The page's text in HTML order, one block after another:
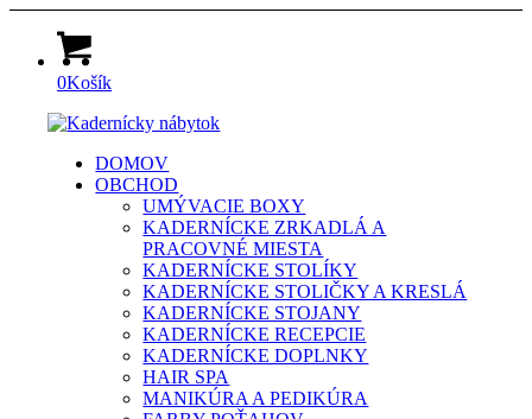
0Košík
DOMOV
OBCHOD
UMÝVACIE BOXY
KADERNÍCKE ZRKADLÁ A
PRACOVNÉ MIESTA
KADERNÍCKE STOLÍKY
KADERNÍCKE STOLIČKY A KRESLÁ
KADERNÍCKE STOJANY
KADERNÍCKE RECEPCIE
KADERNÍCKE DOPLNKY
HAIR SPA
MANIKÚRA A PEDIKÚRA